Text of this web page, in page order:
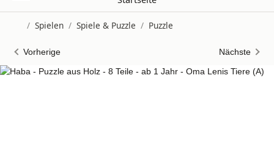
/ Spielen / Spiele & Puzzle / Puzzle
Vorherige Nächste